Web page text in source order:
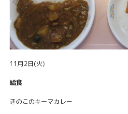
11月2日(火)
給食
きのこのキーマカレー